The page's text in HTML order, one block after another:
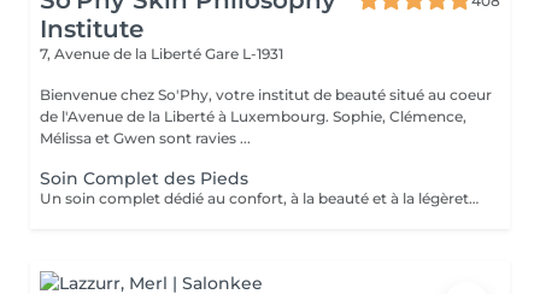
Institute
7, Avenue de la Liberté Gare L-1931
Bienvenue chez So'Phy, votre institut de beauté situé au coeur
de l'Avenue de la Liberté à Luxembourg. Sophie, Clémence,
Mélissa et Gwen sont ravies ...
Soin Complet des Pieds
Un soin complet dédié au confort, à la beauté et à la légèreté des pieds. Le soin débute par un bain de pieds relaxant, suivi d'une exfoliation douce afin d'éliminer les cellules mortes et retrouver une peau plus lisse et souple. Un masque nourrissant est ensuite appliqué pour hydrater en profondeur, tandis que les ongles et les cuticules sont soigneusement travaillés pour un résultat net et soigné. Le soin se prolonge par un moment de détente, apportant une sensation immédiate de confort et de légèreté. Les pieds sont plus doux, la peau nourrie et les ongles parfaitement soignés. Le vernis classique n'est pas proposé à l'institut. Si vous le souhaitez, nous pouvons toutefois réaliser la pose avec votre propre vernis en sélectionnant l'option correspondante.